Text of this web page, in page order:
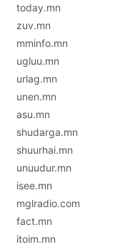
today.mn
zuv.mn
mminfo.mn
ugluu.mn
urlag.mn
unen.mn
asu.mn
shudarga.mn
shuurhai.mn
unuudur.mn
isee.mn
mglradio.com
fact.mn
itoim.mn